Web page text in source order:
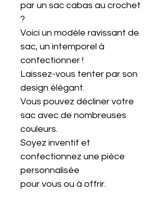
par un sac cabas au crochet
?
Voici un modèle ravissant de
sac, un intemporel à
confectionner !
Laissez-vous tenter par son
design élégant.
Vous pouvez décliner votre
sac avec de nombreuses
couleurs.
Soyez inventif et
confectionnez une pièce
personnalisée
pour vous ou à offrir.